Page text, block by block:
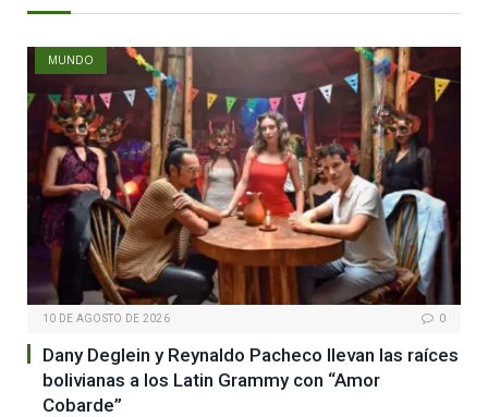
MUNDO
10 DE AGOSTO DE 2026 0
Dany Deglein y Reynaldo Pacheco llevan las raíces
bolivianas a los Latin Grammy con “Amor
Cobarde”